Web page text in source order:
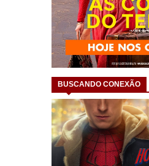
BUSCANDO CONEXÃO